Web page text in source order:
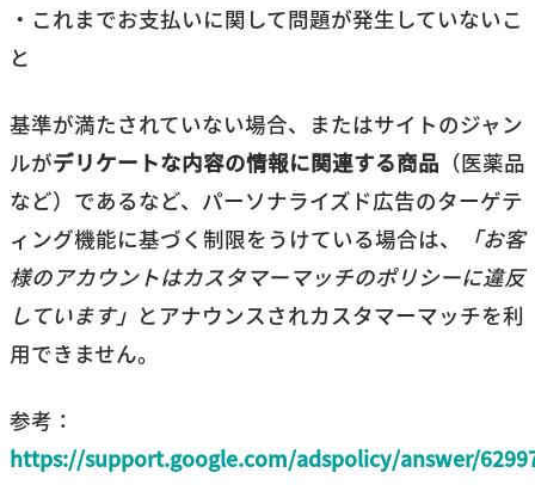
・これまでお支払いに関して問題が発生していないこ
と
基準が満たされていない場合、またはサイトのジャン
ルがデリケートな内容の情報に関連する商品 （医薬品
など）であるなど、パーソナライズド広告のターゲテ
ィング機能に基づく制限をうけている場合は、
「お客
様のアカウントはカスタマーマッチのポリシーに違反
しています」 とアナウンスされカスタマーマッチを利
用できません。
参考：
https://support.google.com/adspolicy/answer/